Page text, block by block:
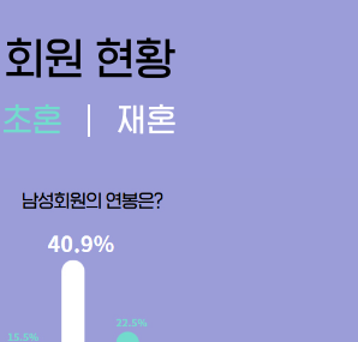
회원 현황
초혼 재혼